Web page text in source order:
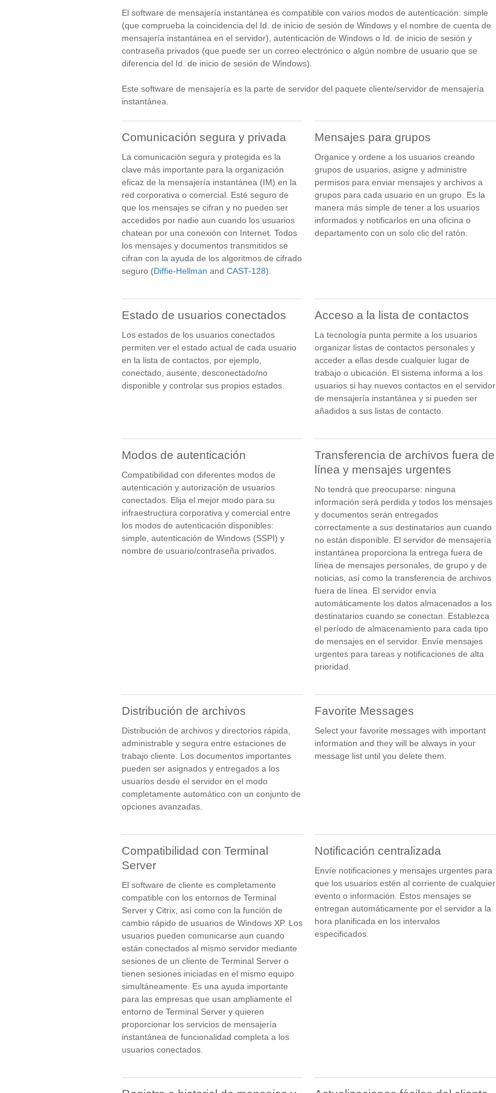
El software de mensajería instantánea es compatible con varios modos de autenticación: simple
(que comprueba la coincidencia del Id. de inicio de sesión de Windows y el nombre de cuenta de
mensajería instantánea en el servidor), autenticación de Windows o Id. de inicio de sesión y
contraseña privados (que puede ser un correo electrónico o algún nombre de usuario que se
diferencia del Id. de inicio de sesión de Windows).
Este software de mensajería es la parte de servidor del paquete cliente/servidor de mensajería
instantánea.
Comunicación segura y privada
La comunicación segura y protegida es la
clave más importante para la organización
eficaz de la mensajería instantánea (IM) en la
red corporativa o comercial. Esté seguro de
que los mensajes se cifran y no pueden ser
accedidos por nadie aun cuando los usuarios
chatean por una conexión con Internet. Todos
los mensajes y documentos transmitidos se
cifran con la ayuda de los algoritmos de cifrado
seguro (Diffie-Hellman and CAST-128).
Mensajes para grupos
Organice y ordene a los usuarios creando
grupos de usuarios, asigne y administre
permisos para enviar mensajes y archivos a
grupos para cada usuario en un grupo. Es la
manera más simple de tener a los usuarios
informados y notificarlos en una oficina o
departamento con un solo clic del ratón.
Estado de usuarios conectados
Los estados de los usuarios conectados
permiten ver el estado actual de cada usuario
en la lista de contactos, por ejemplo,
conectado, ausente, desconectado/no
disponible y controlar sus propios estados.
Acceso a la lista de contactos
La tecnología punta permite a los usuarios
organizar listas de contactos personales y
acceder a ellas desde cualquier lugar de
trabajo o ubicación. El sistema informa a los
usuarios si hay nuevos contactos en el servidor
de mensajería instantánea y si pueden ser
añadidos a sus listas de contacto.
Modos de autenticación
Compatibilidad con diferentes modos de
autenticación y autorización de usuarios
conectados. Elija el mejor modo para su
infraestructura corporativa y comercial entre
los modos de autenticación disponibles:
simple, autenticación de Windows (SSPI) y
nombre de usuario/contraseña privados.
Transferencia de archivos fuera de
línea y mensajes urgentes
No tendrá que preocuparse: ninguna
información será perdida y todos los mensajes
y documentos serán entregados
correctamente a sus destinatarios aun cuando
no están disponible. El servidor de mensajería
instantánea proporciona la entrega fuera de
línea de mensajes personales, de grupo y de
noticias, así como la transferencia de archivos
fuera de línea. El servidor envía
automáticamente los datos almacenados a los
destinatarios cuando se conectan. Establezca
el período de almacenamiento para cada tipo
de mensajes en el servidor. Envíe mensajes
urgentes para tareas y notificaciones de alta
prioridad.
Distribución de archivos
Distribución de archivos y directorios rápida,
administrable y segura entre estaciones de
trabajo cliente. Los documentos importantes
pueden ser asignados y entregados a los
usuarios desde el servidor en el modo
completamente automático con un conjunto de
opciones avanzadas.
Favorite Messages
Select your favorite messages with important
information and they will be always in your
message list until you delete them.
Compatibilidad con Terminal
Server
El software de cliente es completamente
compatible con los entornos de Terminal
Server y Citrix, así como con la función de
cambio rápido de usuarios de Windows XP. Los
usuarios pueden comunicarse aun cuando
están conectados al mismo servidor mediante
sesiones de un cliente de Terminal Server o
tienen sesiones iniciadas en el mismo equipo
simultáneamente. Es una ayuda importante
para las empresas que usan ampliamente el
entorno de Terminal Server y quieren
proporcionar los servicios de mensajería
instantánea de funcionalidad completa a los
usuarios conectados.
Notificación centralizada
Envíe notificaciones y mensajes urgentes para
que los usuarios estén al corriente de cualquier
evento o información. Estos mensajes se
entregan automáticamente por el servidor a la
hora planificada en los intervalos
especificados.